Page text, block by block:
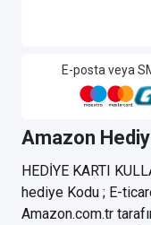
E-posta veya
Amazon
HEDİYE KARTI
hediye Kodu ; E-
Amazon.com.tr